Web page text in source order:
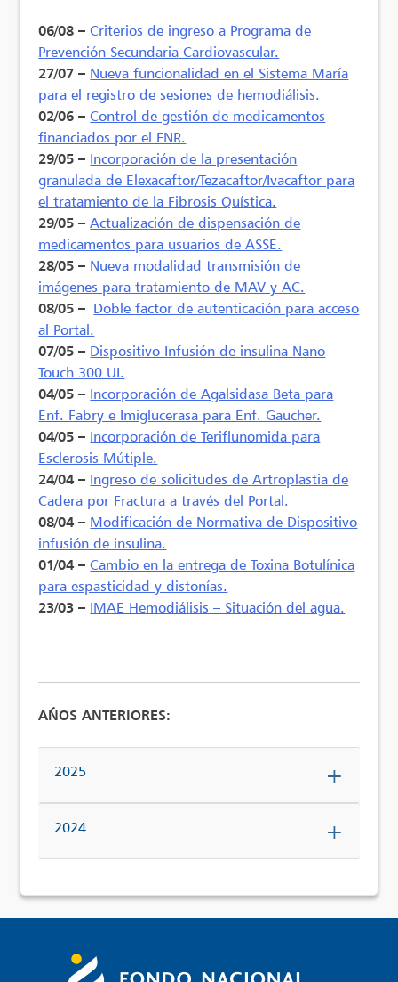
06/08 – Criterios de ingreso a Programa de
Prevención Secundaria Cardiovascular.
27/07 – Nueva funcionalidad en el Sistema María
para el registro de sesiones de hemodiálisis.
02/06 –Control de gestión de medicamentos
financiados por el FNR.
29/05 – Incorporación de la presentación
granulada de Elexacaftor/Tezacaftor/Ivacaftor para
el tratamiento de la Fibrosis Quística.
29/05 –Actualización de dispensación de
medicamentos para usuarios de ASSE.
28/05 – Nueva modalidad transmisión de
imágenes para tratamiento de MAV y AC.
08/05 – Doble factor de autenticación para acceso
al Portal.
07/05 – Dispositivo Infusión de insulina Nano
Touch 300 UI.
04/05 – Incorporación de Agalsidasa Beta para
Enf. Fabry e Imiglucerasa para Enf. Gaucher.
04/05 – Incorporación de Teriflunomida para
Esclerosis Mútiple.
24/04 – Ingreso de solicitudes de Artroplastia de
Cadera por Fractura a través del Portal.
08/04 – Modificación de Normativa de Dispositivo
infusión de insulina.
01/04 –Cambio en la entrega de Toxina Botulínica
para espasticidad y distonías.
23/03 – IMAE Hemodiálisis – Situación del agua.
AÑOS ANTERIORES:
2025
2024